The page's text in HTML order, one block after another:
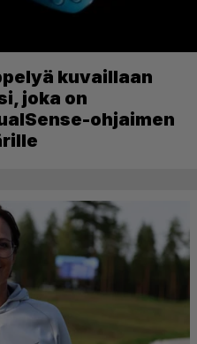
kuvaillaan
joka on
ohjaimen